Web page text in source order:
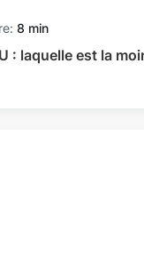
8 min
: laquelle est la